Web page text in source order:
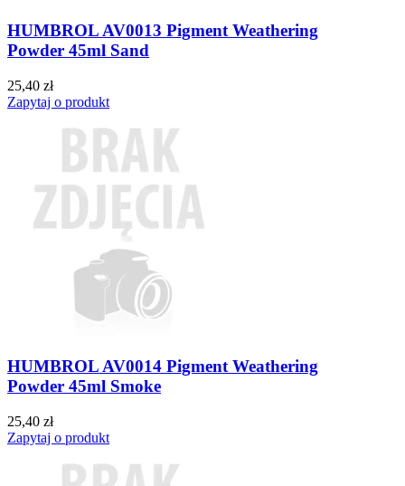
HUMBROL AV0013 Pigment Weathering
Powder 45ml Sand
25,40 zł
Zapytaj o produkt
HUMBROL AV0014 Pigment Weathering
Powder 45ml Smoke
25,40 zł
Zapytaj o produkt